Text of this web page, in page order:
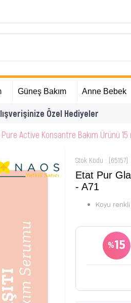
Güneş Bakım Anne Bebek
Özel Hediyeler
Active Konsantre Bakım Ürünü 15
Stok Kodu (65157)
Etat Pur
- A71
Koyu
15